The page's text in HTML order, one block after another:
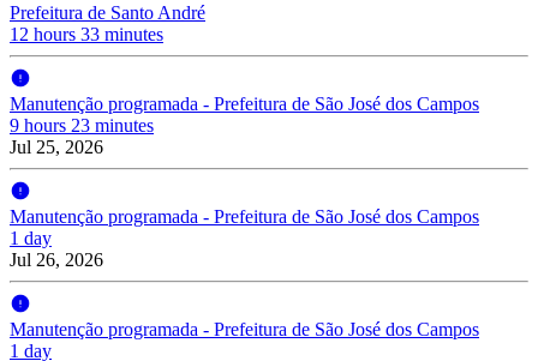
Prefeitura de Santo André
12 hours 33 minutes
Manutenção programada - Prefeitura de São José dos Campos
9 hours 23 minutes
Jul 25, 2026
Manutenção programada - Prefeitura de São José dos Campos
1 day
Jul 26, 2026
Manutenção programada - Prefeitura de São José dos Campos
1 day